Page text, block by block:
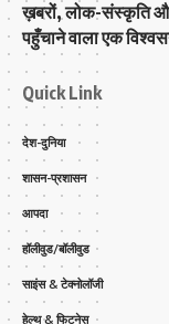
ख़बरों, लोक-संस्कृति और
पहुँचाने वाला एक
Quick Link
देश-दुनिया
शासन-प्रशासन
आपदा
हॉलीवुड/बॉलीवुड
साइंस & टेक्नोलॉजी
हेल्थ & फिटनेस